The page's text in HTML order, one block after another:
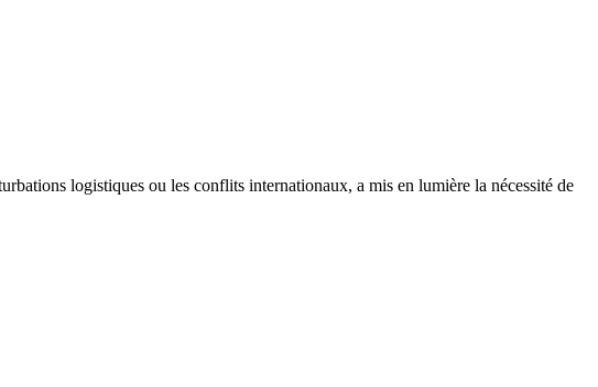
logistiques ou les conflits internationaux, a mis en lumière la nécessité de